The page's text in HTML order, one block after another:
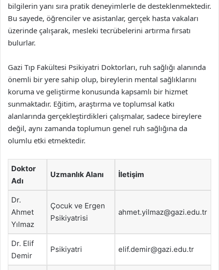
bilgilerin yanı sıra pratik deneyimlerle de desteklenmektedir.
Bu sayede, öğrenciler ve asistanlar, gerçek hasta vakaları
üzerinde çalışarak, mesleki tecrübelerini artırma fırsatı
bulurlar.
Gazi Tıp Fakültesi Psikiyatri Doktorları, ruh sağlığı alanında
önemli bir yere sahip olup, bireylerin mental sağlıklarını
koruma ve geliştirme konusunda kapsamlı bir hizmet
sunmaktadır. Eğitim, araştırma ve toplumsal katkı
alanlarında gerçekleştirdikleri çalışmalar, sadece bireylere
değil, aynı zamanda toplumun genel ruh sağlığına da
olumlu etki etmektedir.
Doktor
Adı
Uzmanlık Alanı İletişim
Dr.
Ahmet
Yılmaz
Çocuk ve Ergen
Psikiyatrisi
ahmet.yilmaz@gazi.edu.tr
Dr. Elif
Demir
Psikiyatri elif.demir@gazi.edu.tr